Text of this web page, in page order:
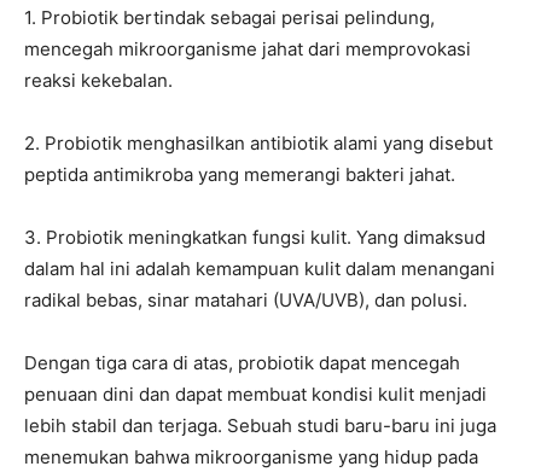
1. Probiotik bertindak sebagai perisai pelindung,
mencegah mikroorganisme jahat dari memprovokasi
reaksi kekebalan.
2. Probiotik menghasilkan antibiotik alami yang disebut
peptida antimikroba yang memerangi bakteri jahat.
3. Probiotik meningkatkan fungsi kulit. Yang dimaksud
dalam hal ini adalah kemampuan kulit dalam menangani
radikal bebas, sinar matahari (UVA/UVB), dan polusi.
Dengan tiga cara di atas, probiotik dapat mencegah
penuaan dini dan dapat membuat kondisi kulit menjadi
lebih stabil dan terjaga. Sebuah studi baru-baru ini juga
menemukan bahwa mikroorganisme yang hidup pada